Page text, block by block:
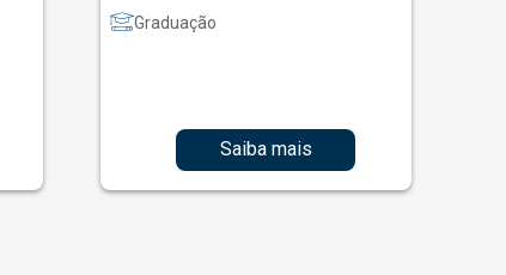
Graduação
Saiba mais